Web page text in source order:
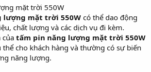
lượng mặt trời 550W có thể dao động
chất lượng và các dịch vụ đi kèm.
của tấm pin năng lượng mặt trời 550W
thể cho khách hàng và thường có sự biến
năng lượng.